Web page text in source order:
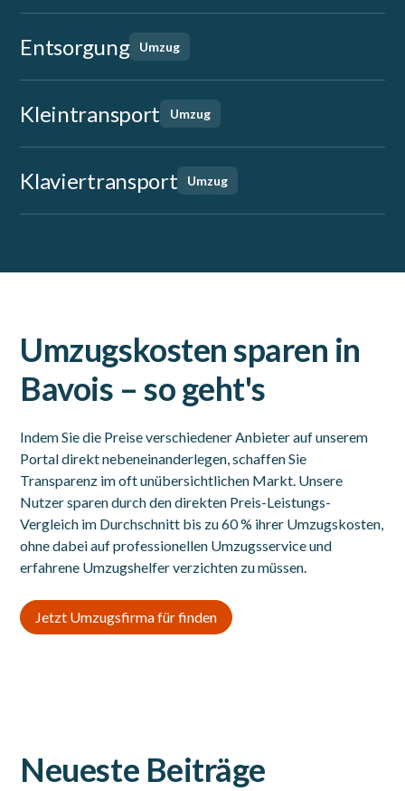
Entsorgung Umzug
Kleintransport Umzug
Klaviertransport Umzug
Umzugskosten sparen in
Bavois – so geht's
Indem Sie die Preise verschiedener Anbieter auf unserem
Portal direkt nebeneinanderlegen, schaffen Sie
Transparenz im oft unübersichtlichen Markt. Unsere
Nutzer sparen durch den direkten Preis-Leistungs-
Vergleich im Durchschnitt bis zu 60 % ihrer Umzugskosten,
ohne dabei auf professionellen Umzugsservice und
erfahrene Umzugshelfer verzichten zu müssen.
Jetzt Umzugsfirma für finden
Neueste Beiträge